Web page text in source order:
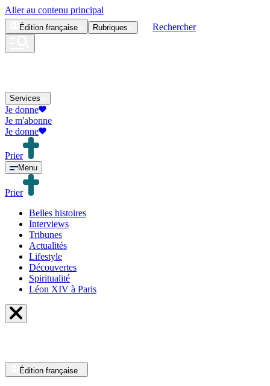
Aller au contenu principal
Édition française Rubriques Rechercher
Services
Je donne
Je m'abonne
Je donne
Prier
Menu
Prier
Belles histoires
Interviews
Tribunes
Actualités
Lifestyle
Découvertes
Spiritualité
Léon XIV à Paris
Édition française